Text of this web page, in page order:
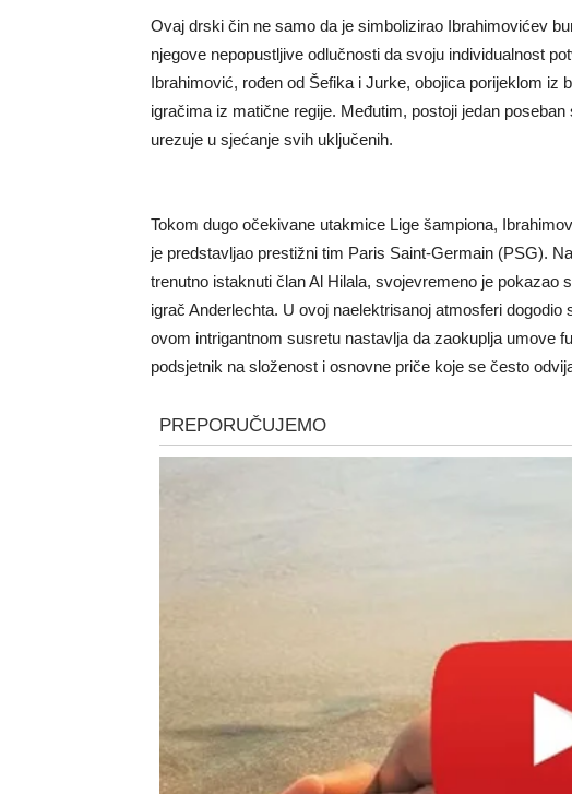
Ovaj drski čin ne samo da je simbolizirao Ibrahimovićev
njegove nepopustljive odlučnosti da svoju individualnost
Ibrahimović, rođen od Šefika i Jurke, obojica porijeklom iz
igračima iz matične regije. Međutim, postoji jedan
urezuje u sjećanje svih uključenih.
Tokom dugo očekivane utakmice Lige šampiona,
je predstavljao prestižni tim Paris Saint-Germain (PSG).
trenutno istaknuti član Al Hilala, svojevremeno je pokazao
igrač Anderlechta. U ovoj naelektrisanoj atmosferi
ovom intrigantnom susretu nastavlja da zaokuplja umove
podsjetnik na složenost i osnovne priče koje se često